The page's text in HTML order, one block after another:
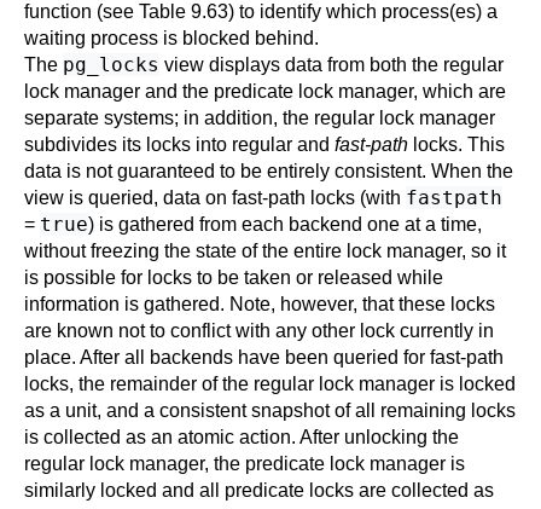
function (see Table 9.63) to identify which process(es) a
waiting process is blocked behind.
The pg_locks view displays data from both the regular
lock manager and the predicate lock manager, which are
separate systems; in addition, the regular lock manager
subdivides its locks into regular and fast-path locks. This
data is not guaranteed to be entirely consistent. When the
view is queried, data on fast-path locks (with fastpath
= true) is gathered from each backend one at a time,
without freezing the state of the entire lock manager, so it
is possible for locks to be taken or released while
information is gathered. Note, however, that these locks
are known not to conflict with any other lock currently in
place. After all backends have been queried for fast-path
locks, the remainder of the regular lock manager is locked
as a unit, and a consistent snapshot of all remaining locks
is collected as an atomic action. After unlocking the
regular lock manager, the predicate lock manager is
similarly locked and all predicate locks are collected as